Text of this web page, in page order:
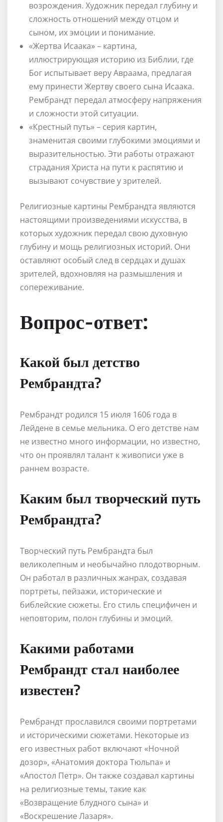
возрождения. Художник передал глубину и
сложность отношений между отцом и
сыном, их эмоции и понимание.
«Жертва Исаака» – картина,
иллюстрирующая историю из Библии, где
Бог испытывает веру Авраама, предлагая
ему принести Жертву своего сына Исаака.
Рембрандт передал атмосферу напряжения
и сложности этой ситуации.
«Крестный путь» – серия картин,
знаменитая своими глубокими эмоциями и
выразительностью. Эти работы отражают
страдания Христа на пути к распятию и
вызывают сочувствие у зрителей.
Религиозные картины Рембрандта являются
настоящими произведениями искусства, в
которых художник передал свою духовную
глубину и мощь религиозных историй. Они
оставляют особый след в сердцах и душах
зрителей, вдохновляя на размышления и
сопереживание.
Вопрос-ответ:
Какой был детство
Рембрандта?
Рембрандт родился 15 июля 1606 года в
Лейдене в семье мельника. О его детстве нам
не известно много информации, но известно,
что он проявлял талант к живописи уже в
раннем возрасте.
Каким был творческий путь
Рембрандта?
Творческий путь Рембрандта был
великолепным и необычайно плодотворным.
Он работал в различных жанрах, создавая
портреты, пейзажи, исторические и
библейские сюжеты. Его стиль специфичен и
неповторим, полон глубины и эмоций.
Какими работами
Рембрандт стал наиболее
известен?
Рембрандт прославился своими портретами
и историческими сюжетами. Некоторые из
его известных работ включают «Ночной
дозор», «Анатомия доктора Тюльпа» и
«Апостол Петр». Он также создавал картины
на религиозные темы, такие как
«Возвращение блудного сына» и
«Воскрешение Лазаря».